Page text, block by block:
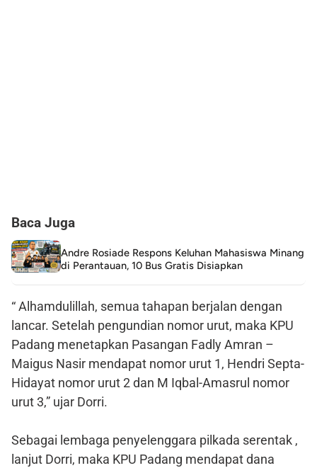
Baca Juga
Andre Rosiade Respons Keluhan Mahasiswa Minang
di Perantauan, 10 Bus Gratis Disiapkan
“ Alhamdulillah, semua tahapan berjalan dengan
lancar. Setelah pengundian nomor urut, maka KPU
Padang menetapkan Pasangan Fadly Amran –
Maigus Nasir mendapat nomor urut 1, Hendri Septa-
Hidayat nomor urut 2 dan M Iqbal-Amasrul nomor
urut 3,” ujar Dorri.
Sebagai lembaga penyelenggara pilkada serentak ,
lanjut Dorri, maka KPU Padang mendapat dana